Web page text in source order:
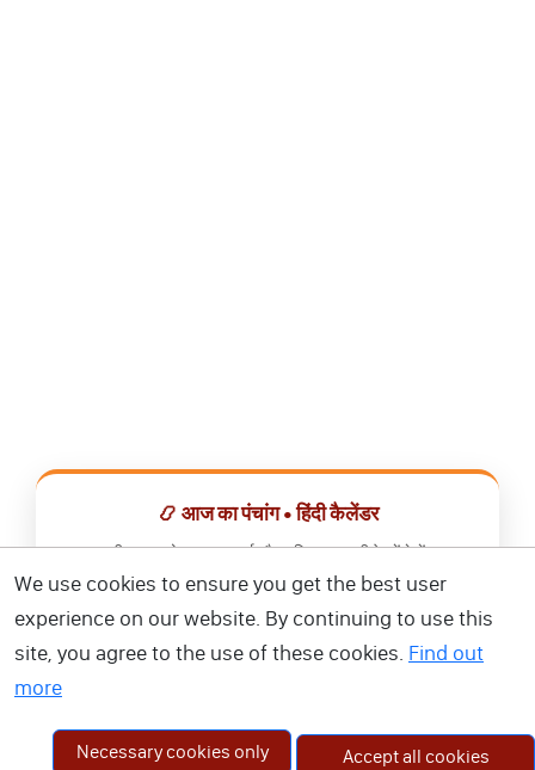
📿 आज का पंचांग • हिंदी कैलेंडर
सभी व्रत, त्योहार, शुभ मुहूर्त और राशिफल एक ही ऐप में देखें।
📅 हिंदी कैलेंडर ऐप डाउनलोड करें
We use cookies to ensure you get the best user
experience on our website. By continuing to use this
site, you agree to the use of these cookies. Find out
more
Necessary cookies only Accept all cookies